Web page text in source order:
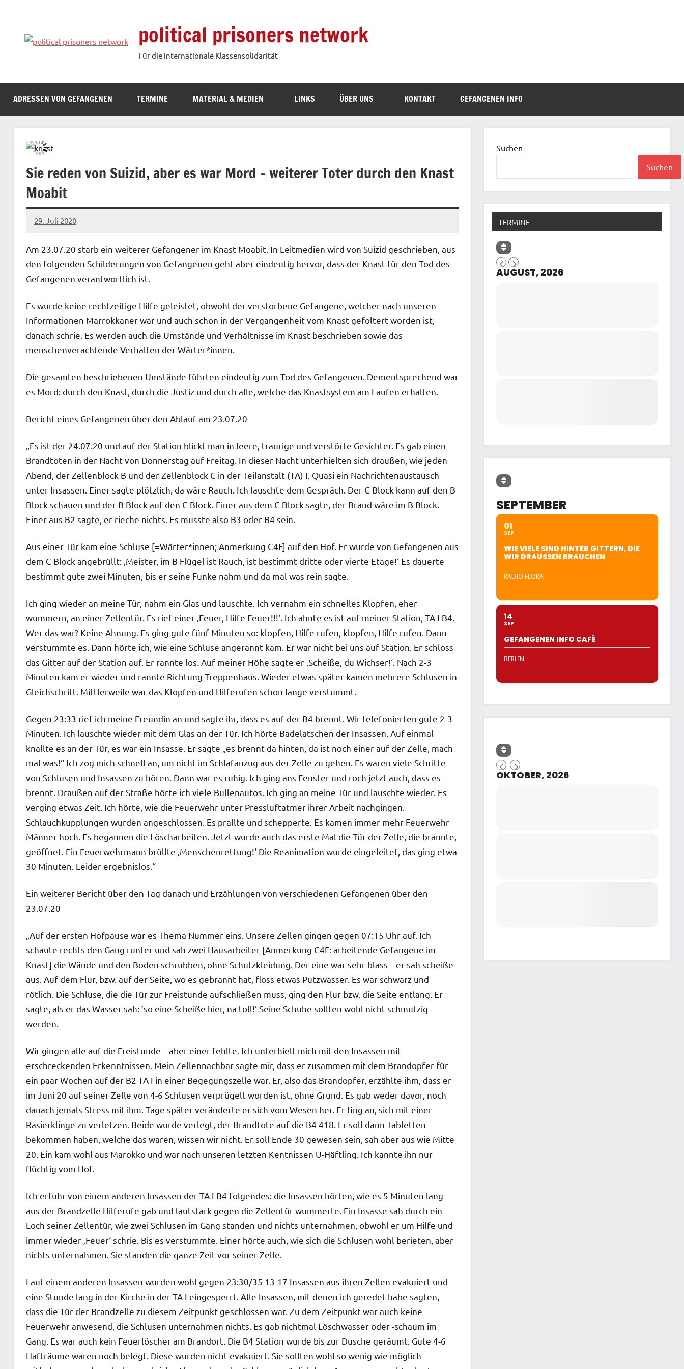
springen
political prisoners network
Für die internationale Klassensolidarität
ADRESSEN VON GEFANGENEN TERMINE MATERIAL & MEDIEN LINKS ÜBER UNS KONTAKT GEFANGENEN INFO
Sie reden von Suizid, aber es war Mord – weiterer Toter durch den Knast
Moabit
29. Juli 2020
admin
Am 23.07.20 starb ein weiterer Gefangener im Knast Moabit. In Leitmedien wird von Suizid geschrieben, aus
den folgenden Schilderungen von Gefangenen geht aber eindeutig hervor, dass der Knast für den Tod des
Gefangenen verantwortlich ist.
Es wurde keine rechtzeitige Hilfe geleistet, obwohl der verstorbene Gefangene, welcher nach unseren
Informationen Marrokkaner war und auch schon in der Vergangenheit vom Knast gefoltert worden ist,
danach schrie. Es werden auch die Umstände und Verhältnisse im Knast beschrieben sowie das
menschenverachtende Verhalten der Wärter*innen.
Die gesamten beschriebenen Umstände führten eindeutig zum Tod des Gefangenen. Dementsprechend war
es Mord: durch den Knast, durch die Justiz und durch alle, welche das Knastsystem am Laufen erhalten.
Bericht eines Gefangenen über den Ablauf am 23.07.20
„Es ist der 24.07.20 und auf der Station blickt man in leere, traurige und verstörte Gesichter. Es gab einen
Brandtoten in der Nacht von Donnerstag auf Freitag. In dieser Nacht unterhielten sich draußen, wie jeden
Abend, der Zellenblock B und der Zellenblock C in der Teilanstalt (TA) I. Quasi ein Nachrichtenaustausch
unter Insassen. Einer sagte plötzlich, da wäre Rauch. Ich lauschte dem Gespräch. Der C Block kann auf den B
Block schauen und der B Block auf den C Block. Einer aus dem C Block sagte, der Brand wäre im B Block.
Einer aus B2 sagte, er rieche nichts. Es musste also B3 oder B4 sein.
Aus einer Tür kam eine Schluse [=Wärter*innen; Anmerkung C4F] auf den Hof. Er wurde von Gefangenen aus
dem C Block angebrüllt: ‚Meister, im B Flügel ist Rauch, ist bestimmt dritte oder vierte Etage!‘ Es dauerte
bestimmt gute zwei Minuten, bis er seine Funke nahm und da mal was rein sagte.
Ich ging wieder an meine Tür, nahm ein Glas und lauschte. Ich vernahm ein schnelles Klopfen, eher
wummern, an einer Zellentür. Es rief einer ‚Feuer, Hilfe Feuer!!!‘. Ich ahnte es ist auf meiner Station, TA I B4.
Wer das war? Keine Ahnung. Es ging gute fünf Minuten so: klopfen, Hilfe rufen, klopfen, Hilfe rufen. Dann
verstummte es. Dann hörte ich, wie eine Schluse angerannt kam. Er war nicht bei uns auf Station. Er schloss
das Gitter auf der Station auf. Er rannte los. Auf meiner Höhe sagte er ‚Scheiße, du Wichser!‘. Nach 2-3
Minuten kam er wieder und rannte Richtung Treppenhaus. Wieder etwas später kamen mehrere Schlusen in
Gleichschritt. Mittlerweile war das Klopfen und Hilferufen schon lange verstummt.
Gegen 23:33 rief ich meine Freundin an und sagte ihr, dass es auf der B4 brennt. Wir telefonierten gute 2-3
Minuten. Ich lauschte wieder mit dem Glas an der Tür. Ich hörte Badelatschen der Insassen. Auf einmal
knallte es an der Tür, es war ein Insasse. Er sagte „es brennt da hinten, da ist noch einer auf der Zelle, mach
mal was!“ Ich zog mich schnell an, um nicht im Schlafanzug aus der Zelle zu gehen. Es waren viele Schritte
von Schlusen und Insassen zu hören. Dann war es ruhig. Ich ging ans Fenster und roch jetzt auch, dass es
brennt. Draußen auf der Straße hörte ich viele Bullenautos. Ich ging an meine Tür und lauschte wieder. Es
verging etwas Zeit. Ich hörte, wie die Feuerwehr unter Pressluftatmer ihrer Arbeit nachgingen.
Schlauchkupplungen wurden angeschlossen. Es prallte und schepperte. Es kamen immer mehr Feuerwehr
Männer hoch. Es begannen die Löscharbeiten. Jetzt wurde auch das erste Mal die Tür der Zelle, die brannte,
geöffnet. Ein Feuerwehrmann brüllte ‚Menschenrettung!‘ Die Reanimation wurde eingeleitet, das ging etwa
30 Minuten. Leider ergebnislos.“
Ein weiterer Bericht über den Tag danach und Erzählungen von verschiedenen Gefangenen über den
23.07.20
„Auf der ersten Hofpause war es Thema Nummer eins. Unsere Zellen gingen gegen 07:15 Uhr auf. Ich
schaute rechts den Gang runter und sah zwei Hausarbeiter [Anmerkung C4F: arbeitende Gefangene im
Knast] die Wände und den Boden schrubben, ohne Schutzkleidung. Der eine war sehr blass – er sah scheiße
aus. Auf dem Flur, bzw. auf der Seite, wo es gebrannt hat, floss etwas Putzwasser. Es war schwarz und
rötlich. Die Schluse, die die Tür zur Freistunde aufschließen muss, ging den Flur bzw. die Seite entlang. Er
sagte, als er das Wasser sah: ’so eine Scheiße hier, na toll!‘ Seine Schuhe sollten wohl nicht schmutzig
werden.
Wir gingen alle auf die Freistunde – aber einer fehlte. Ich unterhielt mich mit den Insassen mit
erschreckenden Erkenntnissen. Mein Zellennachbar sagte mir, dass er zusammen mit dem Brandopfer für
ein paar Wochen auf der B2 TA I in einer Begegungszelle war. Er, also das Brandopfer, erzählte ihm, dass er
im Juni 20 auf seiner Zelle von 4-6 Schlusen verprügelt worden ist, ohne Grund. Es gab weder davor, noch
danach jemals Stress mit ihm. Tage später veränderte er sich vom Wesen her. Er fing an, sich mit einer
Rasierklinge zu verletzen. Beide wurde verlegt, der Brandtote auf die B4 418. Er soll dann Tabletten
bekommen haben, welche das waren, wissen wir nicht. Er soll Ende 30 gewesen sein, sah aber aus wie Mitte
20. Ein kam wohl aus Marokko und war nach unseren letzten Kentnissen U-Häftling. Ich kannte ihn nur
flüchtig vom Hof.
Ich erfuhr von einem anderen Insassen der TA I B4 folgendes: die Insassen hörten, wie es 5 Minuten lang
aus der Brandzelle Hilferufe gab und lautstark gegen die Zellentür wummerte. Ein Insasse sah durch ein
Loch seiner Zellentür, wie zwei Schlusen im Gang standen und nichts unternahmen, obwohl er um Hilfe und
immer wieder ‚Feuer‘ schrie. Bis es verstummte. Einer hörte auch, wie sich die Schlusen wohl berieten, aber
nichts unternahmen. Sie standen die ganze Zeit vor seiner Zelle.
Laut einem anderen Insassen wurden wohl gegen 23:30/35 13-17 Insassen aus ihren Zellen evakuiert und
eine Stunde lang in der Kirche in der TA I eingesperrt. Alle Insassen, mit denen ich geredet habe sagten,
dass die Tür der Brandzelle zu diesem Zeitpunkt geschlossen war. Zu dem Zeitpunkt war auch keine
Feuerwehr anwesend, die Schlusen unternahmen nichts. Es gab nichtmal Löschwasser oder -schaum im
Gang. Es war auch kein Feuerlöscher am Brandort. Die B4 Station wurde bis zur Dusche geräumt. Gute 4-6
Hafträume waren noch belegt. Diese wurden nicht evakuiert. Sie sollten wohl so wenig wie möglich
Suchen
Suchen
TERMINE
AUGUST, 2026
SEPTEMBER
01
SEP
WIE VIELE SIND HINTER GITTERN, DIE
WIR DRAUSSEN BRAUCHEN
RADIO FLORA
14
SEP
GEFANGENEN INFO CAFÉ
BERLIN
OKTOBER, 2026